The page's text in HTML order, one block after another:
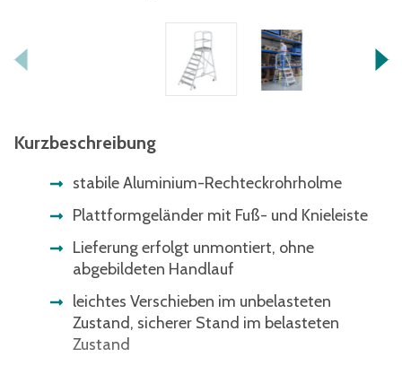
Kurzbeschreibung
stabile Aluminium-Rechteckrohrholme
Plattformgeländer mit Fuß- und Knieleiste
Lieferung erfolgt unmontiert, ohne
abgebildeten Handlauf
leichtes Verschieben im unbelasteten
Zustand, sicherer Stand im belasteten
Zustand